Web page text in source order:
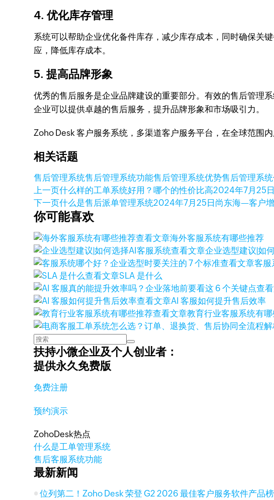
4. 优化库存管理
系统可以帮助企业优化备件库存，减少库存成本，同时确保关
应，降低库存成本。
5. 提高品牌形象
优秀的售后服务是企业品牌建设的重要部分。有效的售后管理
企业可以提供卓越的售后服务，提升品牌形象和市场吸引力。
Zoho Desk 客户服务系统，多渠道客户服务平台，在全球范围
相关话题
售后管理系统售后管理系统功能售后管理系统优势售后管理系
上一页什么样的工单系统好用？哪个的性价比高2024年7月25日
下一页什么是售后派单管理系统2024年7月25日 尚东海—客户
你可能喜欢
查看文章海外客服系统有哪些推荐
查看文章企业选型建议|如
查看文章客服
查看文章SLA 是什么
查
查看文章AI 客服如何提升售后效率
查看文章教育行业客服系统有
扶持小微企业及个人创业者：
提供永久免费版
免费注册
预约演示
ZohoDesk热点
什么是工单管理系统
售后客服系统功能
最新新闻
位列第二！Zoho Desk 荣登 G2 2026 最佳客户服务软件产品